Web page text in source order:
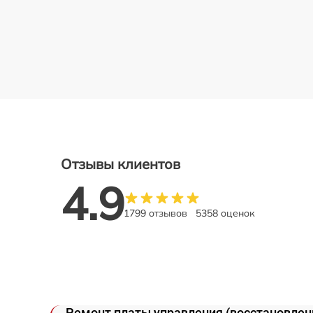
Отзывы клиентов
4.91799 отзывов 5358 оценок